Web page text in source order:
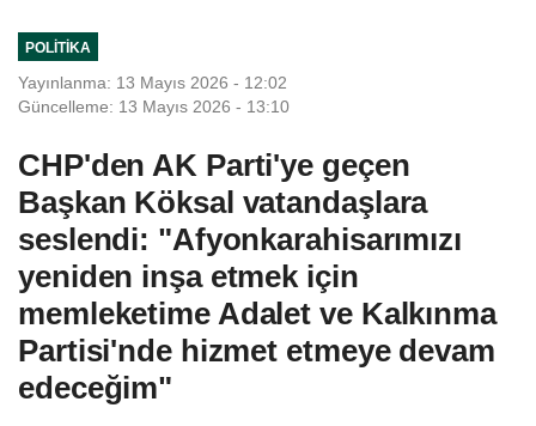
POLITIKA
Yayınlanma: 13 Mayıs 2026 - 12:02
Güncelleme: 13 Mayıs 2026 - 13:10
CHP'den AK Parti'ye geçen
Başkan Köksal vatandaşlara
seslendi: "Afyonkarahisarımızı
yeniden inşa etmek için
memleketime Adalet ve Kalkınma
Partisi'nde hizmet etmeye devam
edeceğim"